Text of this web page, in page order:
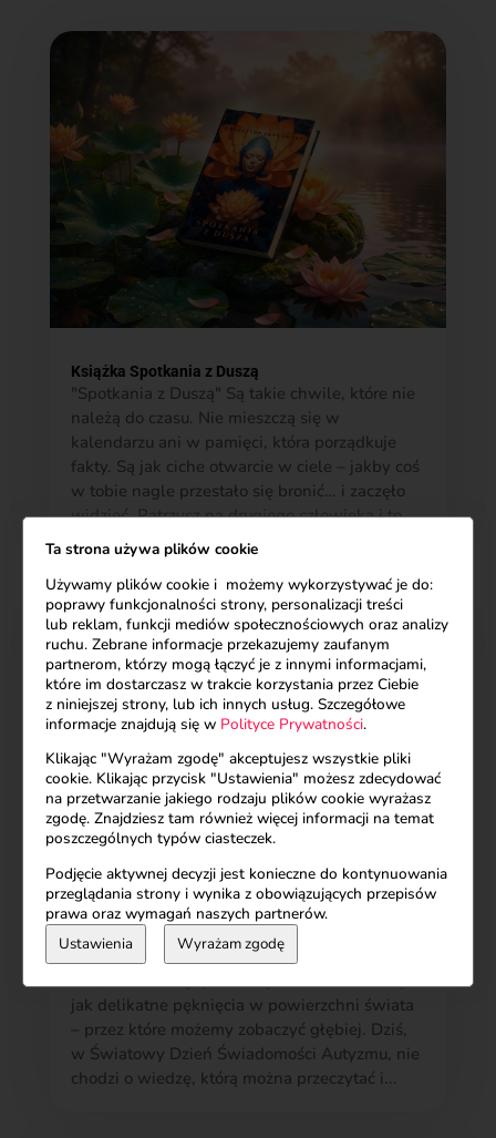
Książka Spotkania z Duszą
"Spotkania z Duszą" Są takie chwile, które nie
należą do czasu. Nie mieszczą się w
kalendarzu ani w pamięci, która porządkuje
fakty. Są jak ciche otwarcie w ciele – jakby coś
w tobie nagle przestało się bronić… i zaczęło
widzieć. Patrzysz na drugiego człowieka i to...
Książka Z innego świata
Nie inność - lecz inny sposób czucia świata Są
dni, które nie są tylko datą w kalendarzu. Są
jak delikatne pęknięcia w powierzchni świata
– przez które możemy zobaczyć głębiej. Dziś,
w Światowy Dzień Świadomości Autyzmu, nie
chodzi o wiedzę, którą można przeczytać i...
Ta strona używa plików cookie
Używamy plików cookie i możemy wykorzystywać je do:
poprawy funkcjonalności strony, personalizacji treści
lub reklam, funkcji mediów społecznościowych oraz analizy
ruchu. Zebrane informacje przekazujemy zaufanym
partnerom, którzy mogą łączyć je z innymi informacjami,
które im dostarczasz w trakcie korzystania przez Ciebie
z niniejszej strony, lub ich innych usług. Szczegółowe
informacje znajdują się w Polityce Prywatności.
Klikając "Wyrażam zgodę" akceptujesz wszystkie pliki
cookie. Klikając przycisk "Ustawienia" możesz zdecydować
na przetwarzanie jakiego rodzaju plików cookie wyrażasz
zgodę. Znajdziesz tam również więcej informacji na temat
poszczególnych typów ciasteczek.
Podjęcie aktywnej decyzji jest konieczne do kontynuowania
przeglądania strony i wynika z obowiązujących przepisów
prawa oraz wymagań naszych partnerów.
Ustawienia Wyrażam zgodę